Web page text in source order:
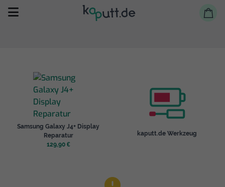
Selbst reparieren
Reparieren lassen
Samsung Galaxy J4+ Display
Reparatur
129,90 €
kaputt.de Werkzeug